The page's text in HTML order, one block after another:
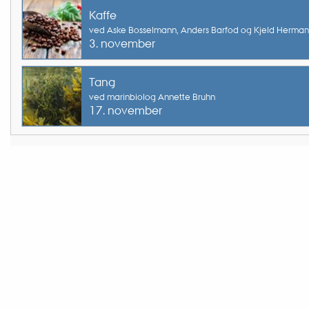
Kaffe
ved Aske Bosselmann, Anders Barfod og Kjeld
3. november
Tang
ved marinbiolog Annette Bruhn
17. november